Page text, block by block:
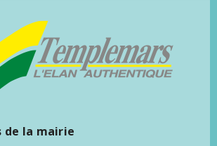
de la mairie